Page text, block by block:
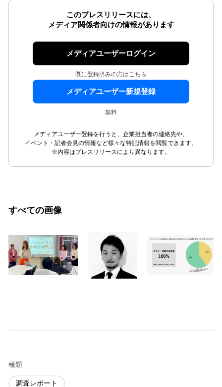
このプレスリリースには、
メディア関係者向けの情報があります
メディアユーザーログイン
既に登録済みの方はこちら
メディアユーザー新規登録
無料
メディアユーザー登録を行うと、企業担当者の連絡先や、
イベント・記者会見の情報など様々な特記情報を閲覧できます。
※内容はプレスリリースにより異なります。
すべての画像
種類
調査レポート